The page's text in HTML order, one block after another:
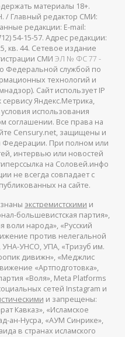
материалы 18+.
/ Главный редактор СМИ:
редакции: E-mail:
54-15-57. Адрес редакции:
кв. 44. Сетевое издание
СМИ ЭЛ № ФС 77 -
Федеральной службой по
технологий и
Сайт использует IP
Яндекс.Метрика,
использования
соглашении. Все права на
Censury.net, защищены и
Федерации. При полном или
интервью или новостей
на Соловей.инфо
не всегда совпадает с
на сайте.
экстремистскими и
большевистская партия»,
воли народа», «Русский
против нелегальной
УНА-УНСО, УПА, «Тризуб им.
дивижн», «Меджлис
«Артподготовка»,
«Воля», Meta Platforms
сетей Instagram и
и запрещены:
Кавказ», «Исламское
ан-Нусра, «АУМ Синрике»,
в странах исламского